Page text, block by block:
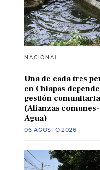
NACIONAL
Una de cada tres
en Chiapas
gestión
(Alianzas comunes-
Agua)
06 AGOSTO 2026